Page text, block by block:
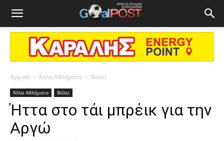
Αρχική Άλλα Αθλήματα Βόλεϊ
Άλλα Αθλήματα Βόλεϊ
Ήττα στο τάι μπρέικ για την
Αργώ